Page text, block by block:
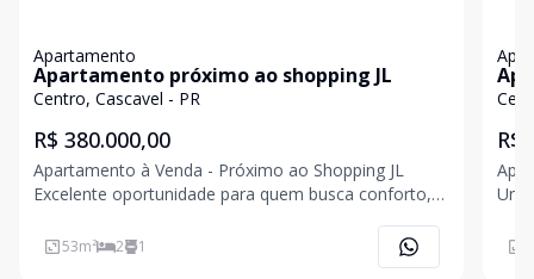
Apartamento
Apartamento próximo ao shopping JL
Centro, Cascavel - PR
R$ 380.000,00
Apartamento à Venda - Próximo ao Shopping JL
Excelente oportunidade para quem busca conforto,
conta com 2 quartos, 1 banheiro, elevador e 1 vaga
de garagem, oferecendo tudo o que você precisa
53m² 2 1
R$
e